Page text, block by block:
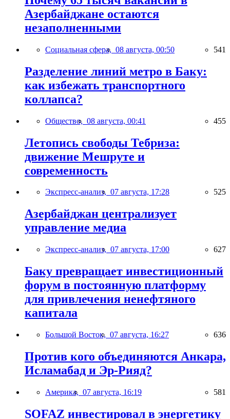
Азербайджане остаются
незаполненными
Социальная сфера, 08 августа, 00:50 541
Разделение линий метро в Баку:
как избежать транспортного
коллапса?
Общество, 08 августа, 00:41 455
Летопись свободы Тебриза:
движение Мешруте и
современность
Экспресс-анализ, 07 августа, 17:28 525
Азербайджан централизует
управление медиа
Экспресс-анализ, 07 августа, 17:00 627
Баку превращает инвестиционный
форум в постоянную платформу
для привлечения ненефтяного
капитала
Большой Восток, 07 августа, 16:27 636
Против кого объединяются Анкара,
Исламабад и Эр-Рияд?
Америка, 07 августа, 16:19 581
SOFAZ инвестировал в энергетику